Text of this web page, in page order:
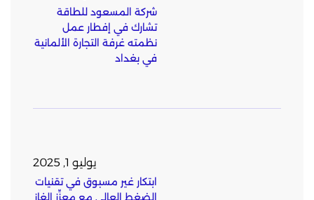
شركة المسعود للطاقة
تشارك في إفطار عمل
نظمته غرفة التجارة الألمانية
في بغداد
يوليو 1, 2025
ابتكار غير مسبوق في تقنيات
الضغط العالي مع معزِّز الغاز